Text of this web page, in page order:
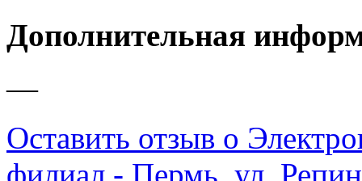
Дополнительная
—
Оставить отзыв о